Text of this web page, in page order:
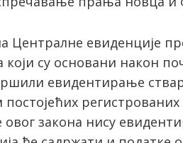
Централне евиденције
који су основани након
евидентирање
регистрованих
закона нису